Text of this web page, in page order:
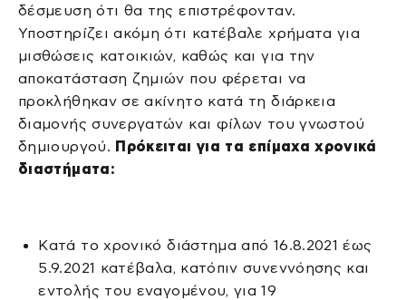
δέσμευση ότι θα της επιστρέφονταν.
Υποστηρίζει ακόμη ότι κατέβαλε χρήματα για
μισθώσεις κατοικιών, καθώς και για την
αποκατάσταση ζημιών που φέρεται να
προκλήθηκαν σε ακίνητο κατά τη διάρκεια
διαμονής συνεργατών και φίλων του γνωστού
δημιουργού. Πρόκειται για τα επίμαχα χρονικά
διαστήματα:
Κατά το χρονικό διάστημα από 16.8.2021 έως
5.9.2021 κατέβαλα, κατόπιν συνεννόησης και
εντολής του εναγομένου, για 19